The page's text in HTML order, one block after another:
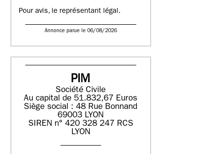
Pour avis, le représentant légal.
Annonce parue le 06/08/2026
PIM
Société Civile
Au capital de 51.832,67 Euros
Siège social : 48 Rue Bonnand
69003 LYON
SIREN n° 420 328 247 RCS
LYON